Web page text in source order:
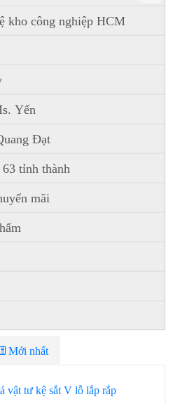
kho công nghiệp HCM
Yến
Đạt
63 tỉnh thành
mãi
Mới nhất
vật tư kệ sắt V lỗ lắp rắp